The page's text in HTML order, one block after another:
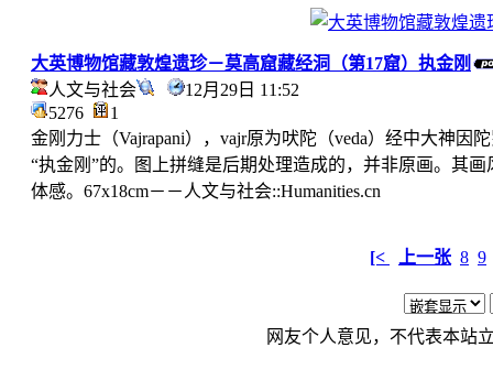
大英博物馆藏敦煌遗珍－莫高窟藏经洞（第17窟）执金刚
人文与社会
12月29日 11:52
5276
1
金刚力士（Vajrapani），vajr原为吠陀（veda）经中大神因
“执金刚”的。图上拼缝是后期处理造成的，并非原画。其
体感。67x18cm－－人文与社会::Humanities.cn
[< 上一张 8 9
网友个人意见，不代表本站